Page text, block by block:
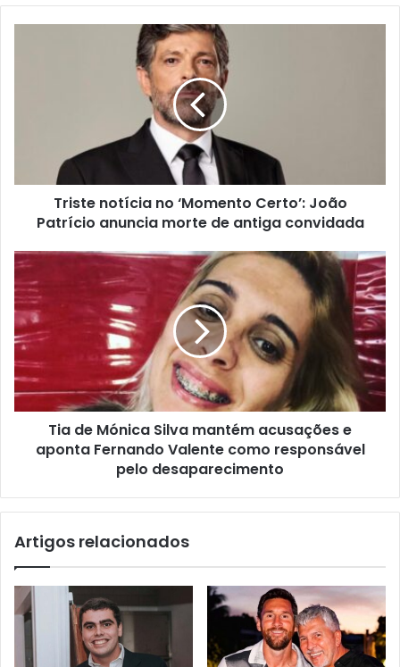
Triste notícia no ‘Momento Certo’: João
Patrício anuncia morte de antiga convidada
Tia de Mónica Silva mantém acusações e
aponta Fernando Valente como responsável
pelo desaparecimento
Artigos relacionados